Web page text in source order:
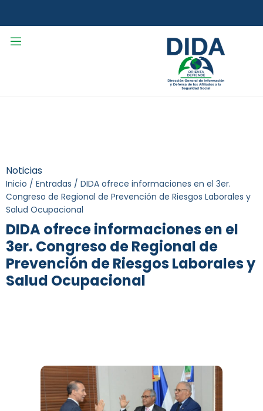
Noticias
Inicio / Entradas / DIDA ofrece informaciones en el 3er.
Congreso de Regional de Prevención de Riesgos Laborales y
Salud Ocupacional
DIDA ofrece informaciones en el
3er. Congreso de Regional de
Prevención de Riesgos Laborales y
Salud Ocupacional